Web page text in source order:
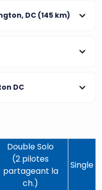
DC (145 km)
DC
Double Solo
(2 pilotes
partageant la
ch.)
Single